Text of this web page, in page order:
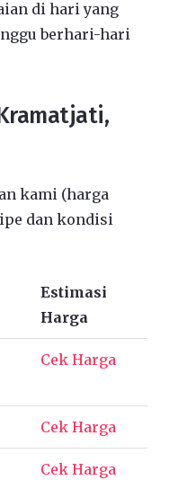
di hari yang
berhari-hari
kami (harga
dan kondisi
Estimasi
Harga
Cek Harga
Cek Harga
Cek Harga